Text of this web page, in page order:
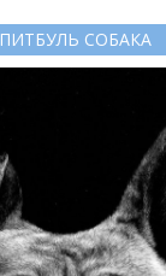
ПИТБУЛЬ СОБАКА